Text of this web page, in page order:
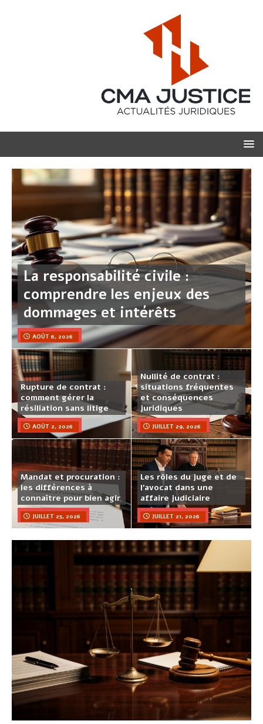
La responsabilité civile :
comprendre les enjeux des
dommages et intérêts
AOÛT 6, 2026
Rupture de contrat :
comment gérer la
résiliation sans litige
AOÛT 2, 2026
Nullité de contrat :
situations fréquentes
et conséquences
juridiques
JUILLET 29, 2026
Mandat et procuration :
les différences à
connaître pour bien agir
JUILLET 25, 2026
Les rôles du juge et de
l’avocat dans une
affaire judiciaire
JUILLET 21, 2026